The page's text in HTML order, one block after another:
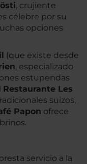
, crujiente
célebre por su
opciones
(que existe desde
, especializado
estupendas
Restaurante Les
suizos,
Papon ofrece
servicio a la